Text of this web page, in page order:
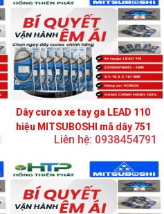
Dây curoa xe tay ga LEAD 110
hiệu MITSUBOSHI mã dây 751
Liên hệ: 0938454791